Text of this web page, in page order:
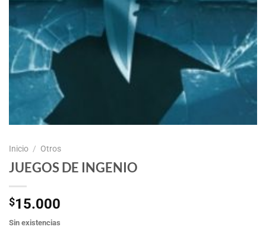
Inicio / Otros
JUEGOS DE INGENIO
$15.000
Sin existencias